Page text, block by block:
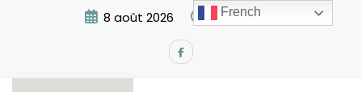
8 août 2026 6:37:00 AM
French